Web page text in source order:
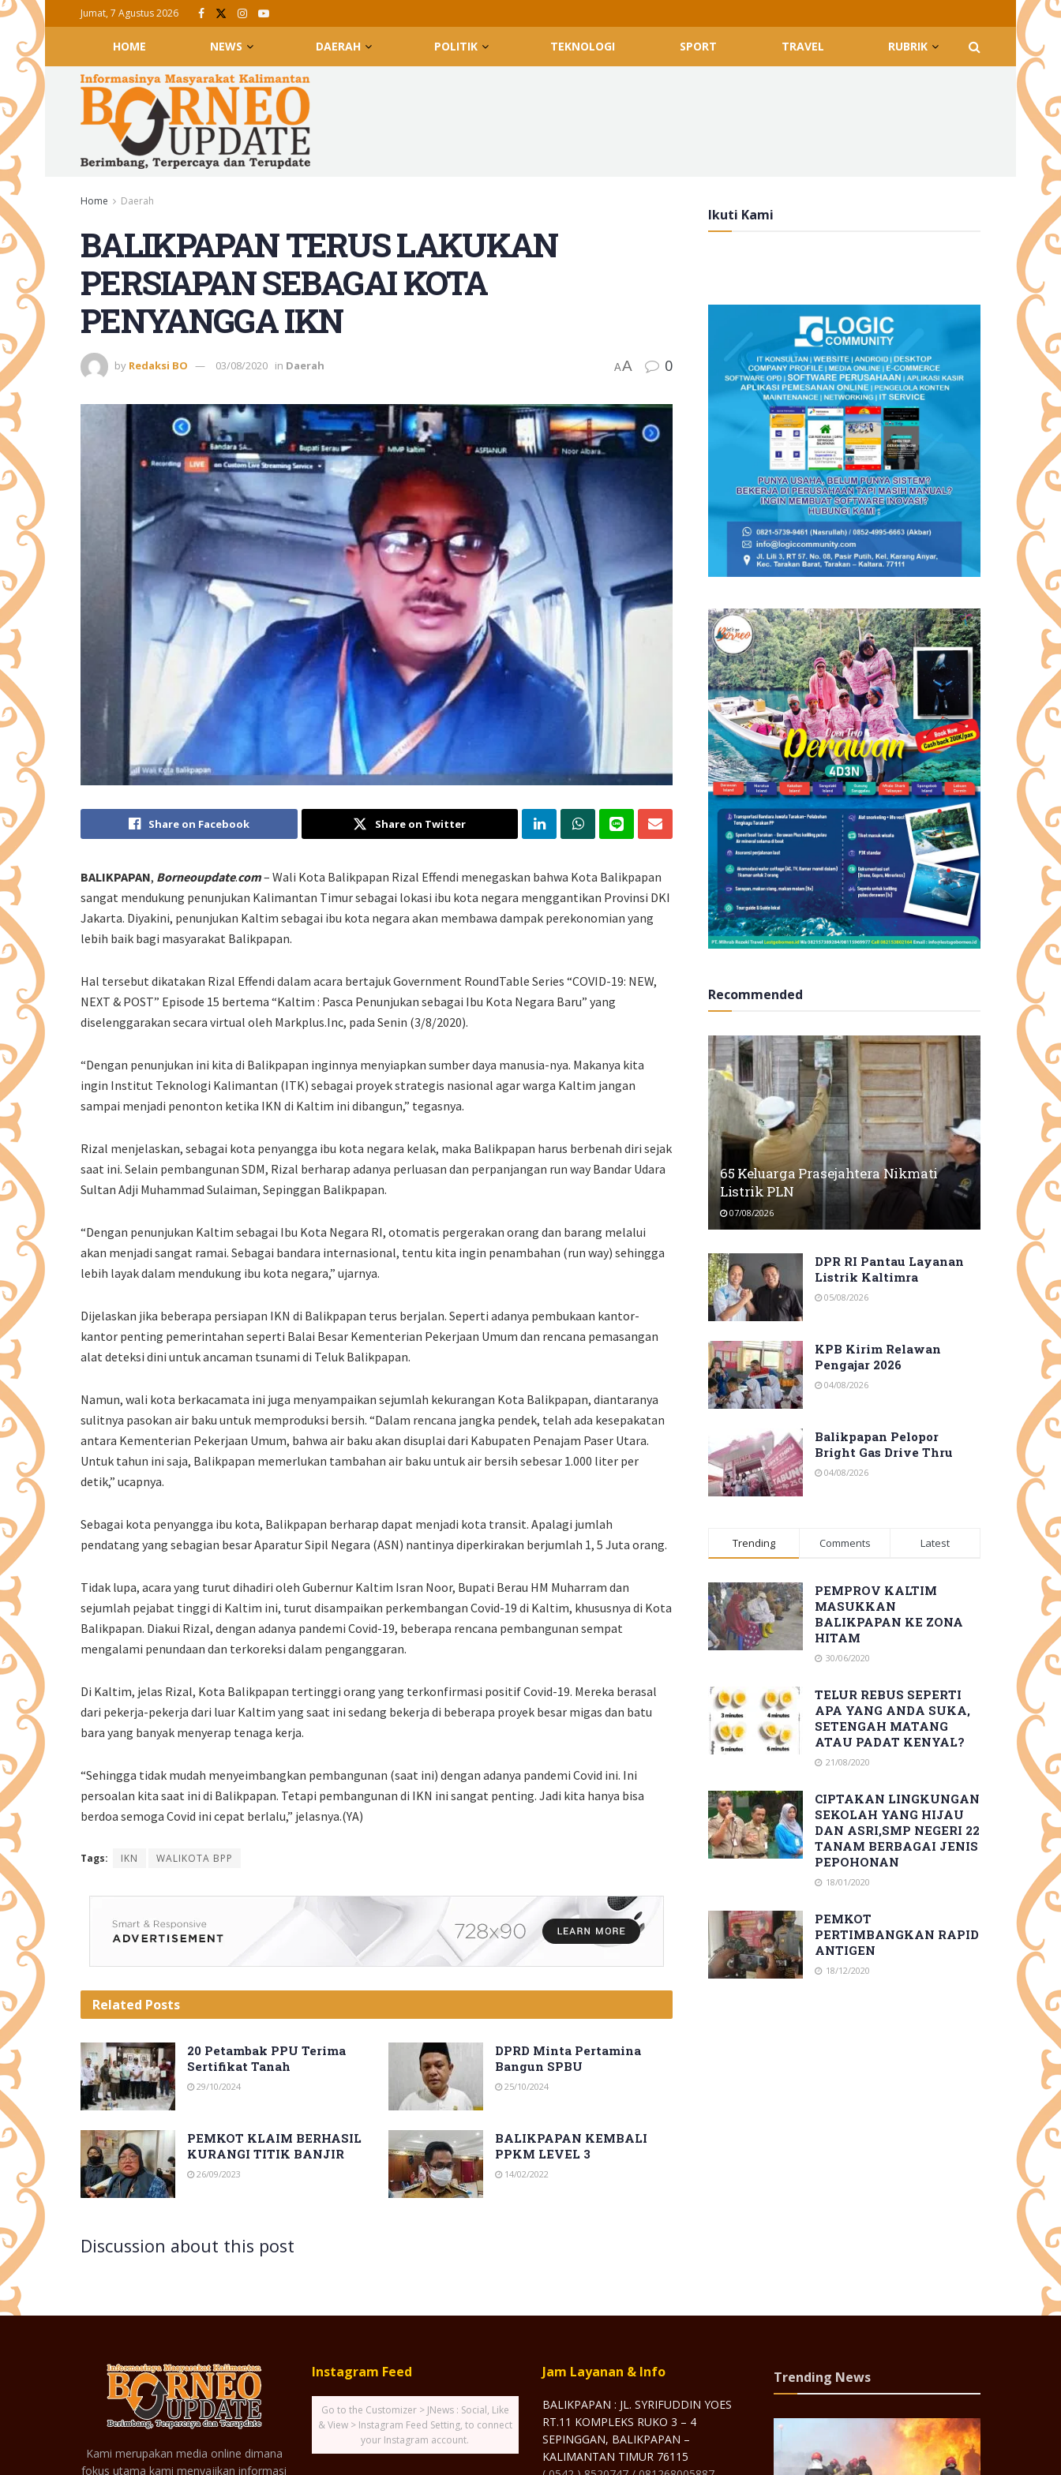
Jumat, 7 Agustus 2026
HOME NEWS DAERAH POLITIK TEKNOLOGI SPORT TRAVEL RUBRIK
Home Daerah
BALIKPAPAN TERUS LAKUKAN
PERSIAPAN SEBAGAI KOTA
PENYANGGA IKN
by Redaksi BO 03/08/2020 in Daerah AA 0
Share on Facebook Share on Twitter
BALIKPAPAN, Borneoupdate.com– Wali Kota Balikpapan Rizal Effendi menegaskan bahwa Kota Balikpapan
sangat mendukung penunjukan Kalimantan Timur sebagai lokasi ibu kota negara menggantikan Provinsi DKI
Jakarta. Diyakini, penunjukan Kaltim sebagai ibu kota negara akan membawa dampak perekonomian yang
lebih baik bagi masyarakat Balikpapan.
Hal tersebut dikatakan Rizal Effendi dalam acara bertajuk Government RoundTable Series “COVID-19: NEW,
NEXT & POST” Episode 15 bertema “Kaltim : Pasca Penunjukan sebagai Ibu Kota Negara Baru” yang
diselenggarakan secara virtual oleh Markplus.Inc, pada Senin (3/8/2020).
“Dengan penunjukan ini kita di Balikpapan inginnya menyiapkan sumber daya manusia-nya. Makanya kita
ingin Institut Teknologi Kalimantan (ITK) sebagai proyek strategis nasional agar warga Kaltim jangan
sampai menjadi penonton ketika IKN di Kaltim ini dibangun,” tegasnya.
Rizal menjelaskan, sebagai kota penyangga ibu kota negara kelak, maka Balikpapan harus berbenah diri sejak
saat ini. Selain pembangunan SDM, Rizal berharap adanya perluasan dan perpanjangan run way Bandar Udara
Sultan Adji Muhammad Sulaiman, Sepinggan Balikpapan.
“Dengan penunjukan Kaltim sebagai Ibu Kota Negara RI, otomatis pergerakan orang dan barang melalui
akan menjadi sangat ramai. Sebagai bandara internasional, tentu kita ingin penambahan (run way) sehingga
lebih layak dalam mendukung ibu kota negara,” ujarnya.
Dijelaskan jika beberapa persiapan IKN di Balikpapan terus berjalan. Seperti adanya pembukaan kantor-
kantor penting pemerintahan seperti Balai Besar Kementerian Pekerjaan Umum dan rencana pemasangan
alat deteksi dini untuk ancaman tsunami di Teluk Balikpapan.
Namun, wali kota berkacamata ini juga menyampaikan sejumlah kekurangan Kota Balikpapan, diantaranya
sulitnya pasokan air baku untuk memproduksi bersih. “Dalam rencana jangka pendek, telah ada kesepakatan
antara Kementerian Pekerjaan Umum, bahwa air baku akan disuplai dari Kabupaten Penajam Paser Utara.
Untuk tahun ini saja, Balikpapan memerlukan tambahan air baku untuk air bersih sebesar 1.000 liter per
detik,” ucapnya.
Sebagai kota penyangga ibu kota, Balikpapan berharap dapat menjadi kota transit. Apalagi jumlah
pendatang yang sebagian besar Aparatur Sipil Negara (ASN) nantinya diperkirakan berjumlah 1, 5 Juta orang.
Tidak lupa, acara yang turut dihadiri oleh Gubernur Kaltim Isran Noor, Bupati Berau HM Muharram dan
sejumlah pejabat tinggi di Kaltim ini, turut disampaikan perkembangan Covid-19 di Kaltim, khususnya di Kota
Balikpapan. Diakui Rizal, dengan adanya pandemi Covid-19, beberapa rencana pembangunan sempat
mengalami penundaan dan terkoreksi dalam penganggaran.
Di Kaltim, jelas Rizal, Kota Balikpapan tertinggi orang yang terkonfirmasi positif Covid-19. Mereka berasal
dari pekerja-pekerja dari luar Kaltim yang saat ini sedang bekerja di beberapa proyek besar migas dan batu
bara yang banyak menyerap tenaga kerja.
“Sehingga tidak mudah menyeimbangkan pembangunan (saat ini) dengan adanya pandemi Covid ini. Ini
persoalan kita saat ini di Balikpapan. Tetapi pembangunan di IKN ini sangat penting. Jadi kita hanya bisa
berdoa semoga Covid ini cepat berlalu,” jelasnya.(YA)
Tags: IKN WALIKOTA BPP
Related Posts
20 Petambak PPU Terima
Sertifikat Tanah
29/10/2024
DPRD Minta Pertamina
Bangun SPBU
25/10/2024
PEMKOT KLAIM BERHASIL
KURANGI TITIK BANJIR
26/09/2023
BALIKPAPAN KEMBALI
PPKM LEVEL 3
14/02/2022
Discussion about this post
Ikuti Kami
Recommended
65 Keluarga Prasejahtera Nikmati
Listrik PLN
07/08/2026
DPR RI Pantau Layanan
Listrik Kaltimra
05/08/2026
KPB Kirim Relawan
Pengajar 2026
04/08/2026
Balikpapan Pelopor
Bright Gas Drive Thru
04/08/2026
Trending Comments Latest
PEMPROV KALTIM
MASUKKAN
BALIKPAPAN KE ZONA
HITAM
30/06/2020
TELUR REBUS SEPERTI
APA YANG ANDA SUKA,
SETENGAH MATANG
ATAU PADAT KENYAL?
21/08/2020
CIPTAKAN LINGKUNGAN
SEKOLAH YANG HIJAU
DAN ASRI,SMP NEGERI 22
TANAM BERBAGAI JENIS
PEPOHONAN
18/01/2020
PEMKOT
PERTIMBANGKAN RAPID
ANTIGEN
18/12/2020
Kami merupakan media online dimana
fokus utama kami menyajikan informasi
Instagram Feed
Go to the Customizer > JNews : Social, Like
& View > Instagram Feed Setting, to connect
your Instagram account.
Jam Layanan & Info
BALIKPAPAN : JL. SYRIFUDDIN YOES
RT.11 KOMPLEKS RUKO 3 – 4
SEPINGGAN, BALIKPAPAN –
KALIMANTAN TIMUR 76115
Trending News